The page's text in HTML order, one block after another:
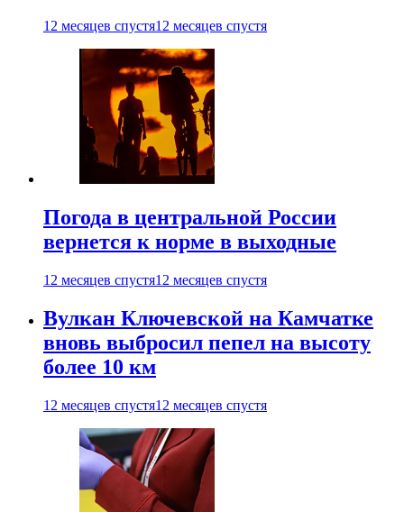
12 месяцев спустя12 месяцев спустя
Погода в центральной России
вернется к норме в выходные
12 месяцев спустя12 месяцев спустя
Вулкан Ключевской на Камчатке
вновь выбросил пепел на высоту
более 10 км
12 месяцев спустя12 месяцев спустя